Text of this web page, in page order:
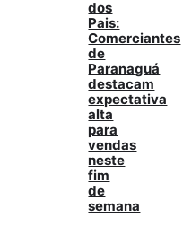
dos
Pais:
Comerciantes
de
Paranaguá
destacam
expectativa
alta
para
vendas
neste
fim
de
semana